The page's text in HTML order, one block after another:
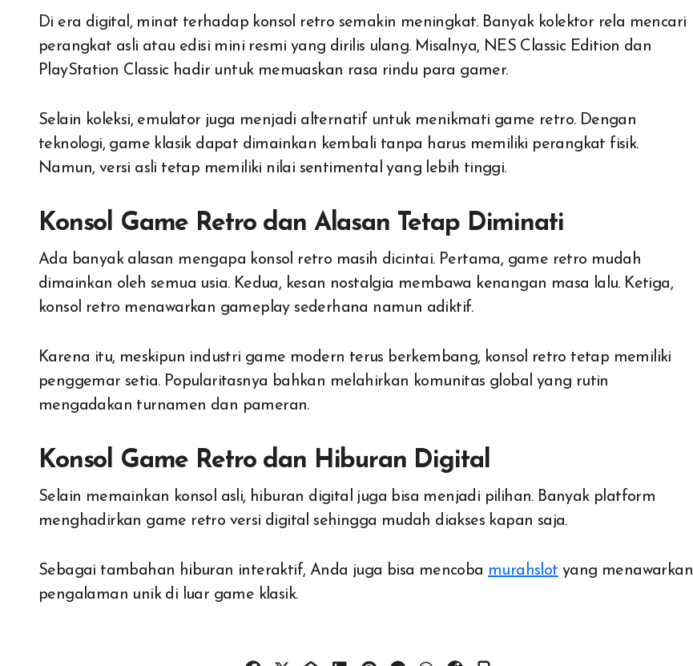
Di era digital, minat terhadap konsol retro semakin meningkat. Banyak kolektor rela mencari
perangkat asli atau edisi mini resmi yang dirilis ulang. Misalnya, NES Classic Edition dan
PlayStation Classic hadir untuk memuaskan rasa rindu para gamer.
Selain koleksi, emulator juga menjadi alternatif untuk menikmati game retro. Dengan
teknologi, game klasik dapat dimainkan kembali tanpa harus memiliki perangkat fisik.
Namun, versi asli tetap memiliki nilai sentimental yang lebih tinggi.
Konsol Game Retro dan Alasan Tetap Diminati
Ada banyak alasan mengapa konsol retro masih dicintai. Pertama, game retro mudah
dimainkan oleh semua usia. Kedua, kesan nostalgia membawa kenangan masa lalu. Ketiga,
konsol retro menawarkan gameplay sederhana namun adiktif.
Karena itu, meskipun industri game modern terus berkembang, konsol retro tetap memiliki
penggemar setia. Popularitasnya bahkan melahirkan komunitas global yang rutin
mengadakan turnamen dan pameran.
Konsol Game Retro dan Hiburan Digital
Selain memainkan konsol asli, hiburan digital juga bisa menjadi pilihan. Banyak platform
menghadirkan game retro versi digital sehingga mudah diakses kapan saja.
Sebagai tambahan hiburan interaktif, Anda juga bisa mencoba murahslot yang menawarkan
pengalaman unik di luar game klasik.